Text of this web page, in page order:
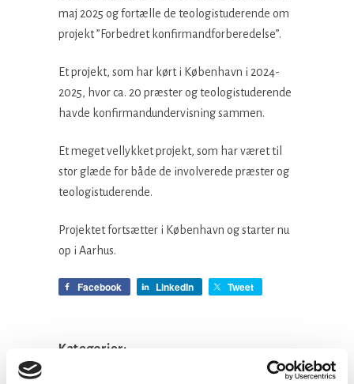
maj 2025 og fortælle de teologistuderende om
projekt ”Forbedret konfirmandforberedelse”.
Et projekt, som har kørt i København i 2024-
2025, hvor ca. 20 præster og teologistuderende
havde konfirmandundervisning sammen.
Et meget vellykket projekt, som har været til
stor glæde for både de involverede præster og
teologistuderende.
Projektet fortsætter i København og starter nu
op i Aarhus.
Facebook LinkedIn Tweet
Kategorier: